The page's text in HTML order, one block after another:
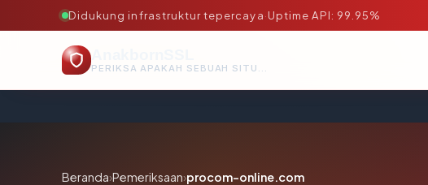
Didukung infrastruktur tepercaya·Uptime API: 99.95%
PERIKSA APAKAH SEBUAH SITUS AMAN, TEPERCAYA, DAN TERVERIFIKASI DALAM HITUNGAN DETIK.
Beranda›Pemeriksaan›procom-online.com